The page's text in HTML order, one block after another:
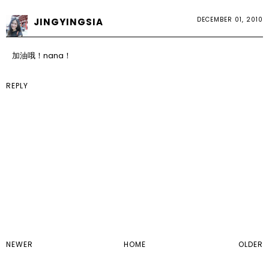
JINGYINGSIA DECEMBER 01, 2010
加油哦！nana！
REPLY
NEWER OLDER
HOME